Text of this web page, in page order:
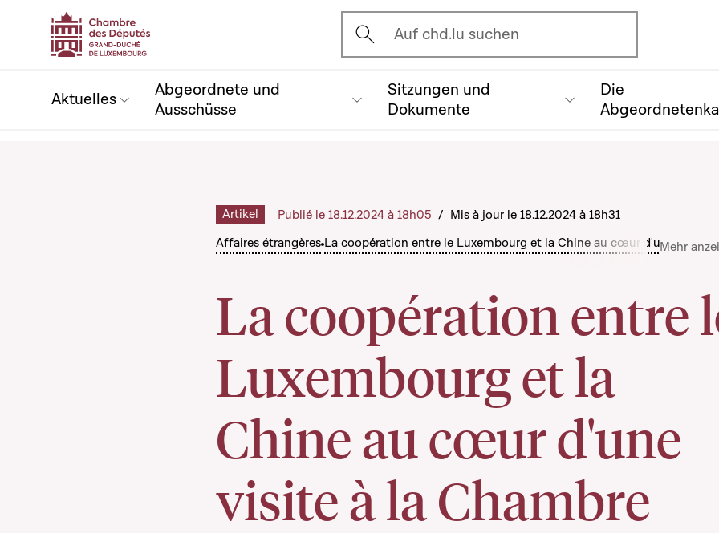
Ouvrir l'écran de recherche
Auf chd.lu suchen
Aktuelles
Abgeordnete und
Ausschüsse
Sitzungen und
Dokumente
Die
Affaires étrangères La coopération entre le Luxembourg et la Chine au cœur d'une visite à
Mehr
La coopération entre
Luxembourg et la
Chine au cœur d'une
visite à la Chambre
Artikel Publié le 18.12.2024 à 18h05 / Mis à jour le 18.12.2024 à 18h31